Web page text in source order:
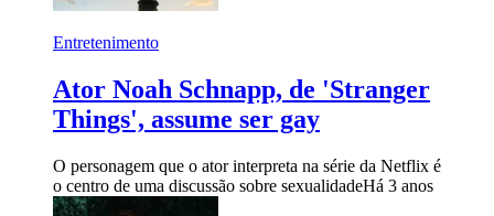
Entretenimento
Ator Noah Schnapp, de 'Stranger
Things', assume ser gay
O personagem que o ator interpreta na série da Netflix é
o centro de uma discussão sobre sexualidadeHá 3 anos